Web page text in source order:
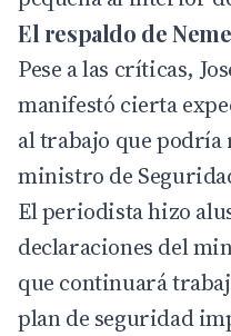
El respaldo de
Pese a las críticas,
manifestó cierta
al trabajo que podría
ministro de
El periodista hizo
declaraciones del
que continuará
plan de seguridad